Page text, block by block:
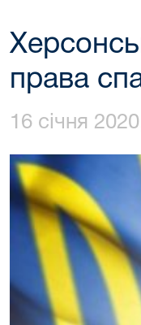
права
16 січня